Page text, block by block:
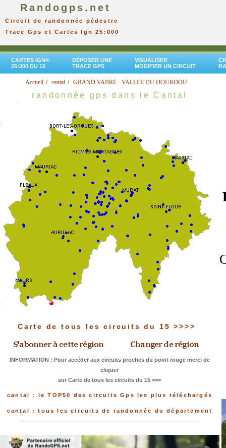
Randogps.net
Circuit de randonnée pédestre
Trace Gps et Cartes Ign 25:000
CARTES IGN®
25:000 DU 15
DÉPOSER UNE
TRACE GPS
VISUALISER
MODIFIER UN CIRCUIT
Accueil cantal GRAND VABRE - VALLEE DU DOURDOU
randonnée gps dans le Cantal
Carte de tous les circuits du 15 >>>>
INFORMATION : Pour accéder aux circuits proches du point rouge merci de
cliquer
sur Carte de tous les circuits du 15 >>>
cantal : le TOP50 des circuits Gps les plus téléchargés
cantal : tous les circuits de randonnée du département